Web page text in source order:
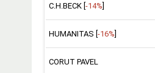
C.H.BECK [ -14%
HUMANITAS [ -16%
CORUT PAVEL